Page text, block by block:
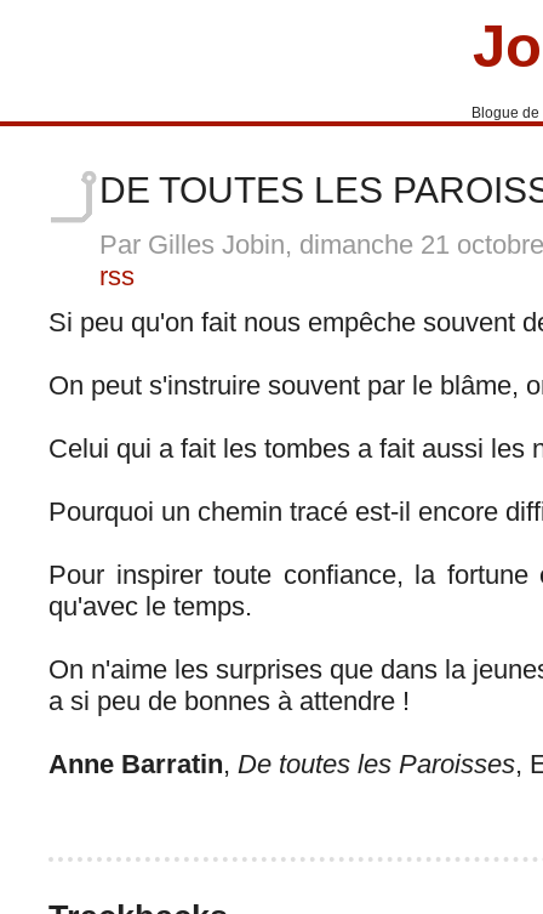
Blogue de
DE TOUTES LES
Par Gilles Jobin, dimanche 21
rss
Si peu qu'on fait nous empêche souvent
On peut s'instruire souvent par le blâme,
Celui qui a fait les tombes a fait aussi les
Pourquoi un chemin tracé est-il encore
Pour inspirer toute confiance, la
qu'avec le temps.
On n'aime les surprises que dans la
a si peu de bonnes à attendre !
Anne Barratin, De toutes les Paroisses,